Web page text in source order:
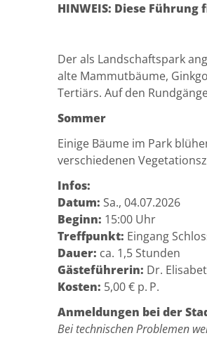
HINWEIS: Diese
Der als Landschaftspark
alte Mammutbäume,
Tertiärs. Auf den
Sommer
Einige Bäume im Park
verschiedenen
Infos:
Datum: Sa., 04.07.2026
Beginn: 15:00 Uhr
Treffpunkt: Eingang
Dauer: ca. 1,5 Stunden
Gästeführerin: Dr.
Kosten: 5,00 € p. P.
Anmeldungen bei der
Bei technischen Problemen